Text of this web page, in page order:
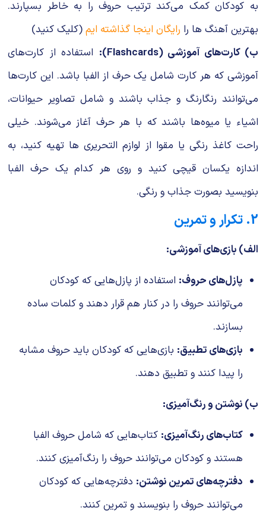
به کودکان کمک می‌کند ترتیب حروف را به خاطر بسپارند.
بهترین آهنگ ها را رایگان اینجا گذاشته ایم (کلیک کنید)
ب) کارت‌های آموزشی (Flashcards):
استفاده از کارت‌های
آموزشی که هر کارت شامل یک حرف از الفبا باشد. این کارت‌ها
می‌توانند رنگارنگ و جذاب باشند و شامل تصاویر حیوانات،
اشیاء یا میوه‌ها باشند که با هر حرف آغاز می‌شوند. خیلی
راحت کاغذ رنگی یا مقوا از لوازم التحریری ها تهیه کنید، به
اندازه یکسان قیچی کنید و روی هر کدام یک حرف الفبا
بنویسید بصورت جذاب و رنگی.
2. تکرار و تمرین
الف) بازی‌های آموزشی:
پازل‌های حروف: استفاده از پازل‌هایی که کودکان
می‌توانند حروف را در کنار هم قرار دهند و کلمات ساده
بسازند.
بازی‌های تطبیق: بازی‌هایی که کودکان باید حروف مشابه
را پیدا کنند و تطبیق دهند.
ب) نوشتن و رنگ‌آمیزی:
کتاب‌های رنگ‌آمیزی: کتاب‌هایی که شامل حروف الفبا
هستند و کودکان می‌توانند حروف را رنگ‌آمیزی کنند.
دفترچه‌های تمرین نوشتن: دفترچه‌هایی که کودکان
می‌توانند حروف را بنویسند و تمرین کنند.